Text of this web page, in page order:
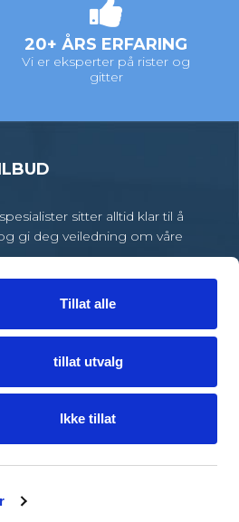
Tillat alle
tillat utvalg
Ikke tillat
20+ ÅRS ERFARING
Vi er eksperter på rister og
gitter
sitter alltid klar til å
gi deg veiledning om våre
utvalg av standardrister,
din krever
klare til å hjelpe deg.